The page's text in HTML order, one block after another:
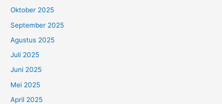
Oktober 2025
September 2025
Agustus 2025
Juli 2025
Juni 2025
Mei 2025
April 2025